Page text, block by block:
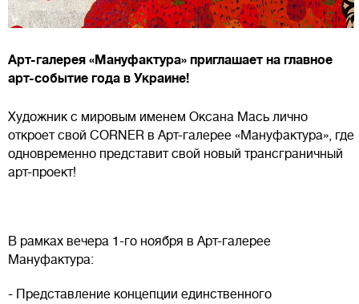
Арт-галерея «Мануфактура» приглашает на главное
арт-событие года в Украине!
Художник с мировым именем Оксана Мась лично
откроет свой CORNER в Арт-галерее «Мануфактура», где
одновременно представит свой новый трансграничный
арт-проект!
В рамках вечера 1-го ноября в Арт-галерее
Мануфактура:
- Представление концепции единственного